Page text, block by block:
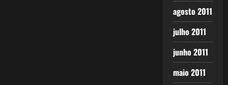
agosto 2011
julho 2011
junho 2011
maio 2011